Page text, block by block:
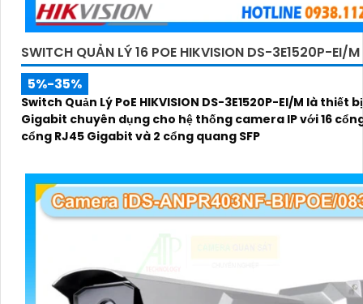
SWITCH QUẢN LÝ 16 POE HIKVISION DS-3E1520P-EI/M
5%-35%
Switch Quản Lý PoE HIKVISION DS-3E1520P-EI/M là thiết
Gigabit chuyên dụng cho hệ thống camera IP với 16
cổng RJ45 Gigabit và 2 cổng quang SFP